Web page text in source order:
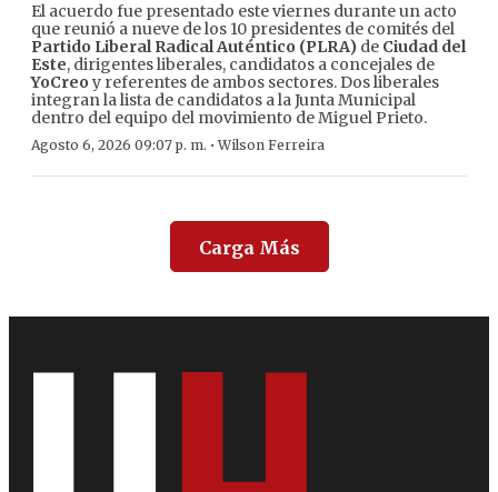
El acuerdo fue presentado este viernes durante un acto
que reunió a nueve de los 10 presidentes de comités del
Partido Liberal Radical Auténtico (PLRA) de Ciudad del
Este, dirigentes liberales, candidatos a concejales de
YoCreo y referentes de ambos sectores. Dos liberales
integran la lista de candidatos a la Junta Municipal
dentro del equipo del movimiento de Miguel Prieto.
Agosto 6, 2026 09:07 p. m. ·Wilson Ferreira
Carga Más